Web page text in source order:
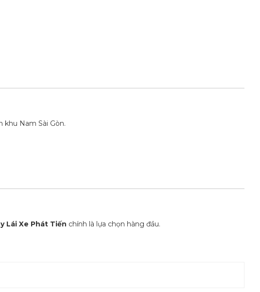
khu Nam Sài Gòn.
Lái Xe Phát Tiến chính là lựa chọn hàng đầu.